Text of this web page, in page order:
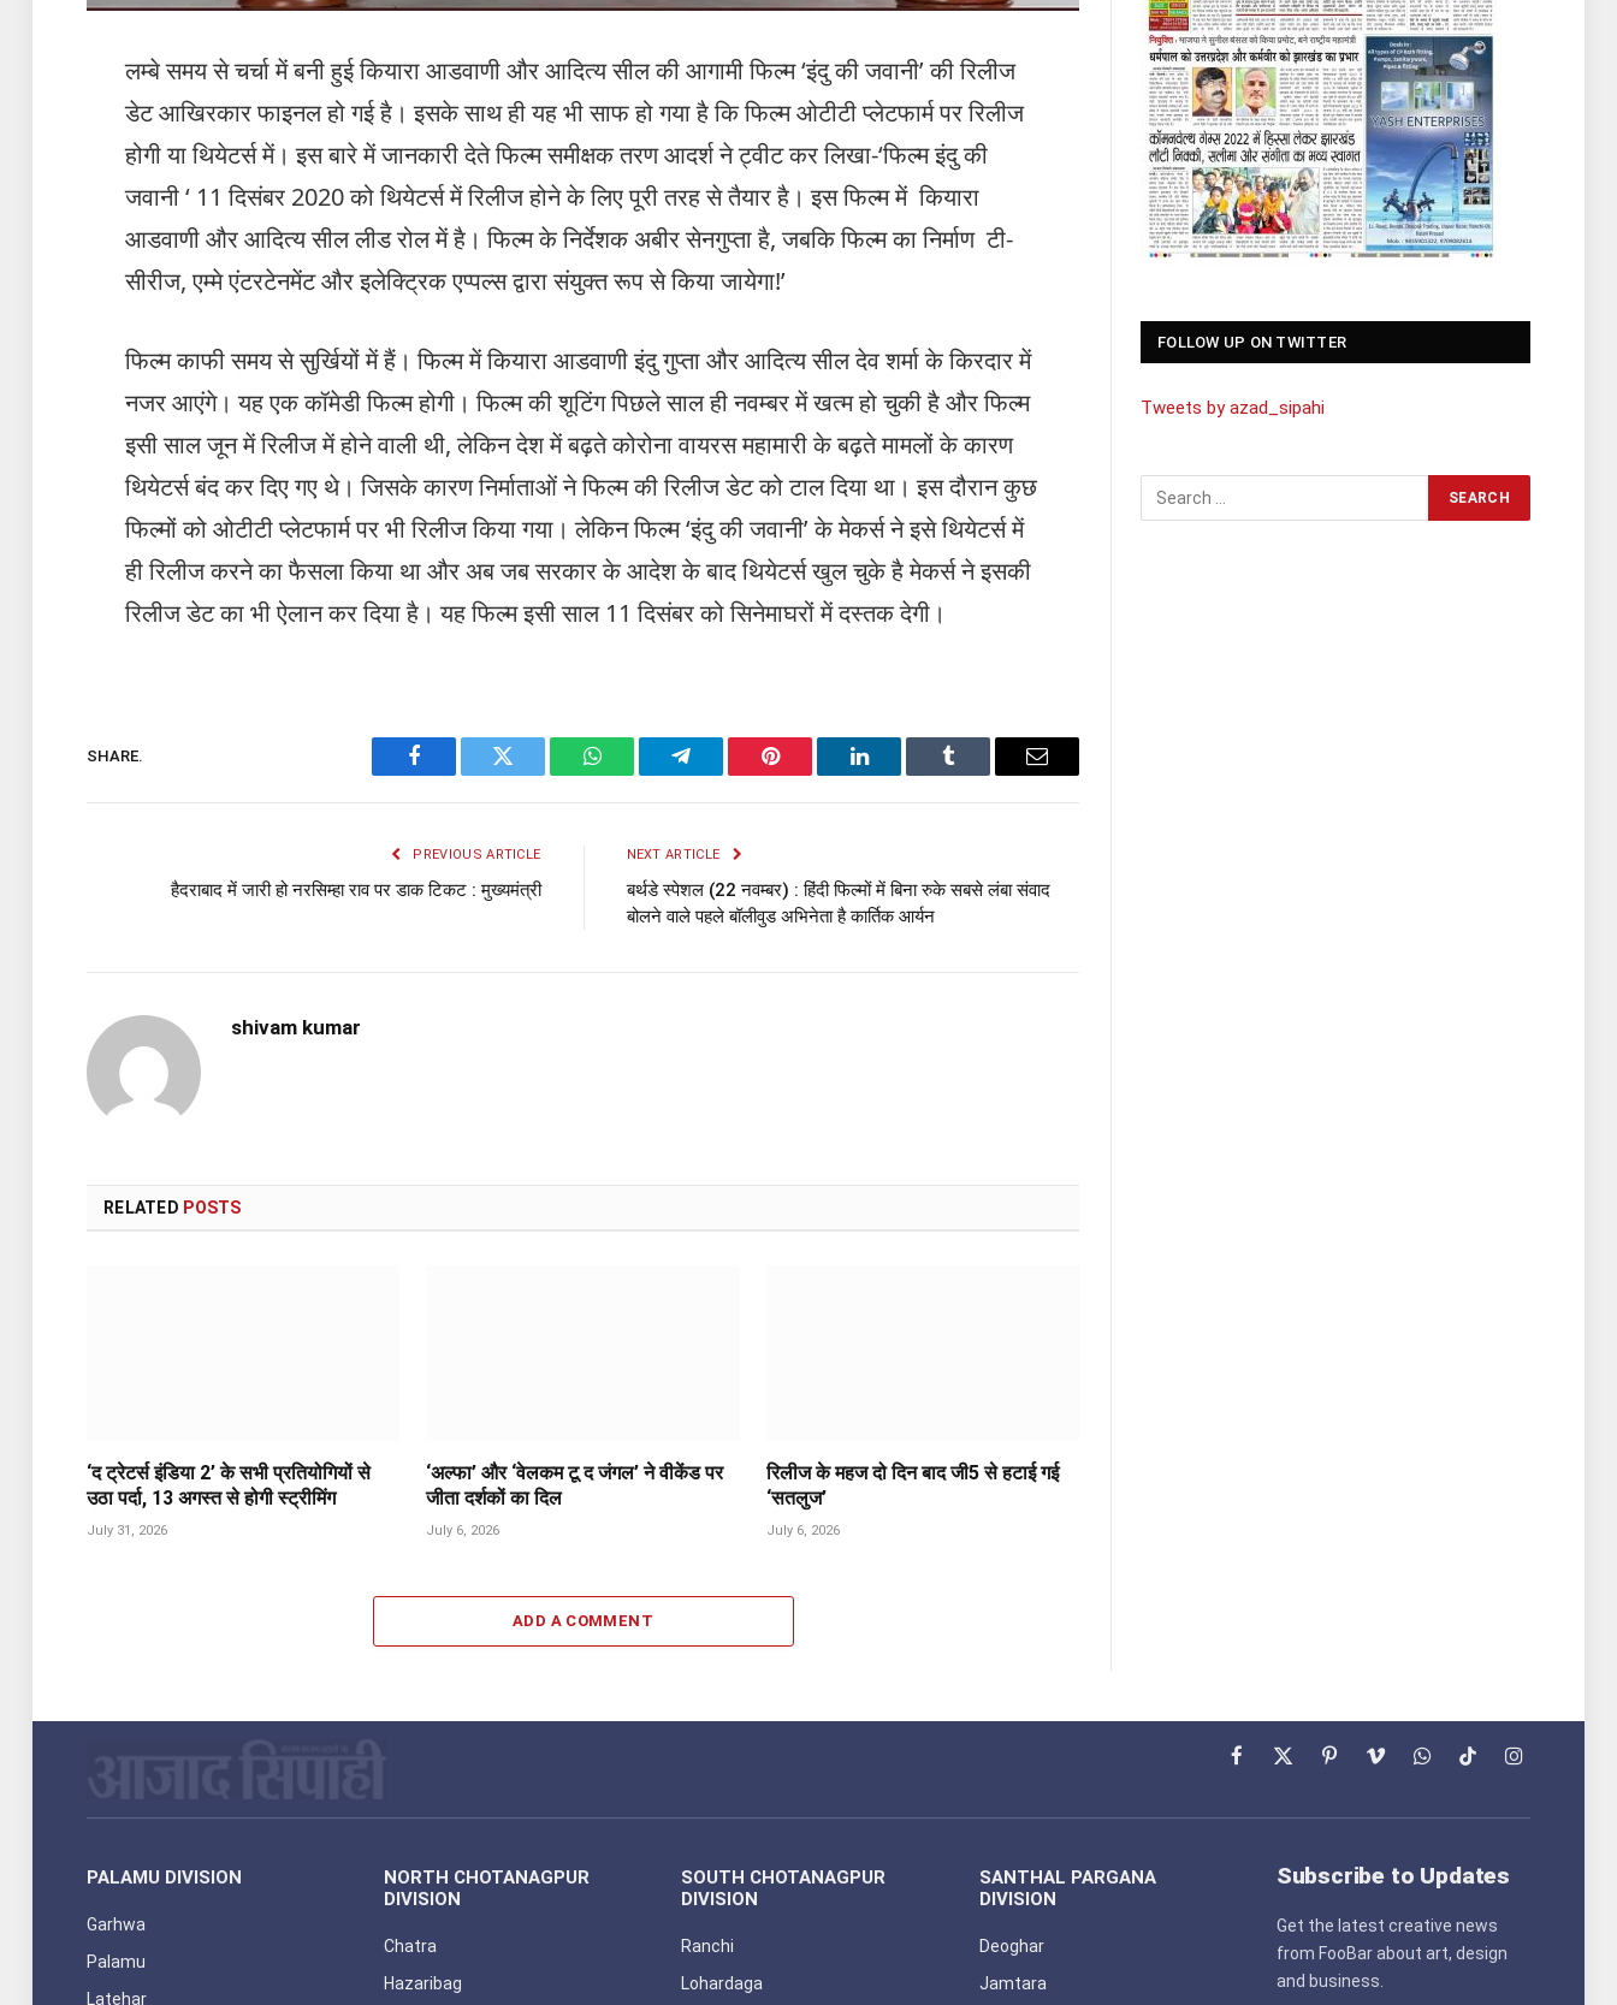
लम्बे समय से चर्चा में बनी हुई कियारा आडवाणी और आदित्य सील की आगामी फिल्म ‘इंदु की जवानी’ की रिलीज
डेट आखिरकार फाइनल हो गई है। इसके साथ ही यह भी साफ हो गया है कि फिल्म ओटीटी प्लेटफार्म पर रिलीज
होगी या थियेटर्स में। इस बारे में जानकारी देते फिल्म समीक्षक तरण आदर्श ने ट्वीट कर लिखा-‘फिल्म इंदु की
जवानी ‘ 11 दिसंबर 2020 को थियेटर्स में रिलीज होने के लिए पूरी तरह से तैयार है। इस फिल्म में कियारा
आडवाणी और आदित्य सील लीड रोल में है। फिल्म के निर्देशक अबीर सेनगुप्ता है, जबकि फिल्म का निर्माण टी-
सीरीज, एम्मे एंटरटेनमेंट और इलेक्ट्रिक एप्पल्स द्वारा संयुक्त रूप से किया जायेगा!’
फिल्म काफी समय से सुर्खियों में हैं। फिल्म में कियारा आडवाणी इंदु गुप्ता और आदित्य सील देव शर्मा के किरदार में
नजर आएंगे। यह एक कॉमेडी फिल्म होगी। फिल्म की शूटिंग पिछले साल ही नवम्बर में खत्म हो चुकी है और फिल्म
इसी साल जून में रिलीज में होने वाली थी, लेकिन देश में बढ़ते कोरोना वायरस महामारी के बढ़ते मामलों के कारण
थियेटर्स बंद कर दिए गए थे। जिसके कारण निर्माताओं ने फिल्म की रिलीज डेट को टाल दिया था। इस दौरान कुछ
फिल्मों को ओटीटी प्लेटफार्म पर भी रिलीज किया गया। लेकिन फिल्म ‘इंदु की जवानी’ के मेकर्स ने इसे थियेटर्स में
ही रिलीज करने का फैसला किया था और अब जब सरकार के आदेश के बाद थियेटर्स खुल चुके है मेकर्स ने इसकी
रिलीज डेट का भी ऐलान कर दिया है। यह फिल्म इसी साल 11 दिसंबर को सिनेमाघरों में दस्तक देगी।
SHARE.
Facebook Twitter WhatsAppTelegram Pinterest LinkedIn Tumblr Email
PREVIOUS ARTICLE
हैदराबाद में जारी हो नरसिम्हा राव पर डाक टिकट : मुख्यमंत्री
NEXT ARTICLE
बर्थडे स्पेशल (22 नवम्बर) : हिंदी फिल्मों में बिना रुके सबसे लंबा संवाद
बोलने वाले पहले बॉलीवुड अभिनेता है कार्तिक आर्यन
shivam kumar
RELATED POSTS
‘द ट्रेटर्स इंडिया 2’ के सभी प्रतियोगियों से
उठा पर्दा, 13 अगस्त से होगी स्ट्रीमिंग
July 31, 2026
‘अल्फा’ और ‘वेलकम टू द जंगल’ ने वीकेंड पर
जीता दर्शकों का दिल
July 6, 2026
रिलीज के महज दो दिन बाद जी5 से हटाई गई
‘सतलुज’
July 6, 2026
ADD A COMMENT
FOLLOW UP ON TWITTER
Tweets by azad_sipahi
Facebook
X
PinterestVimeoWhatsAppTikTokInstagram
PALAMU DIVISION
Garhwa
Palamu
Latehar
NORTH CHOTANAGPUR
DIVISION
Chatra
Hazaribag
SOUTH CHOTANAGPUR
DIVISION
Ranchi
Lohardaga
SANTHAL PARGANA
DIVISION
Deoghar
Jamtara
Subscribe to Updates
Get the latest creative news
from FooBar about art, design
and business.